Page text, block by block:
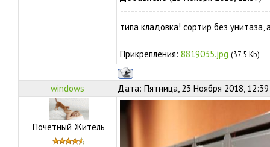
типа кладовка! сортир без унитаза,
Прикрепления: 8819035.jpg (37.5 Kb)
windows Дата: Пятница, 23 Ноября 2018,
Почетный Житель